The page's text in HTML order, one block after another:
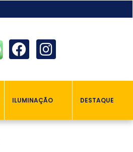
ILUMINAÇÃO DESTAQUE